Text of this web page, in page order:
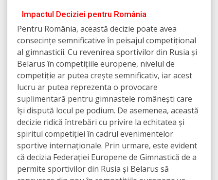
Impactul Deciziei pentru România
Pentru România, această decizie poate avea
consecințe semnificative în peisajul competițional
al gimnasticii. Cu revenirea sportivilor din Rusia și
Belarus în competițiile europene, nivelul de
competiție ar putea crește semnificativ, iar acest
lucru ar putea reprezenta o provocare
suplimentară pentru gimnastele românești care
își dispută locul pe podium. De asemenea, această
decizie ridică întrebări cu privire la echitatea și
spiritul competiției în cadrul evenimentelor
sportive internaționale. Prin urmare, este evident
că decizia Federației Europene de Gimnastică de a
permite sportivilor din Rusia și Belarus să